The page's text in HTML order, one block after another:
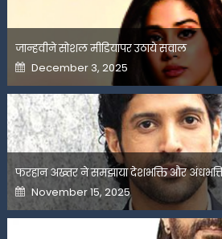
जान्हवीने सोशल मीडियापर उठाये सवाल
Posted
on
December 3, 2025
फरहान अख्तर ने समझाया देशभक्ति और
Posted
on
November 15, 2025